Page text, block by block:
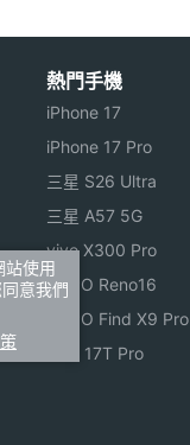
Yes
熱門手機
iPhone 17
iPhone 17 Pro
三星 S26 Ultra
三星 A57 5G
vivo X300 Pro
OPPO Reno16
OPPO Find X9 Pro
小米 17T Pro
站使用
意我們